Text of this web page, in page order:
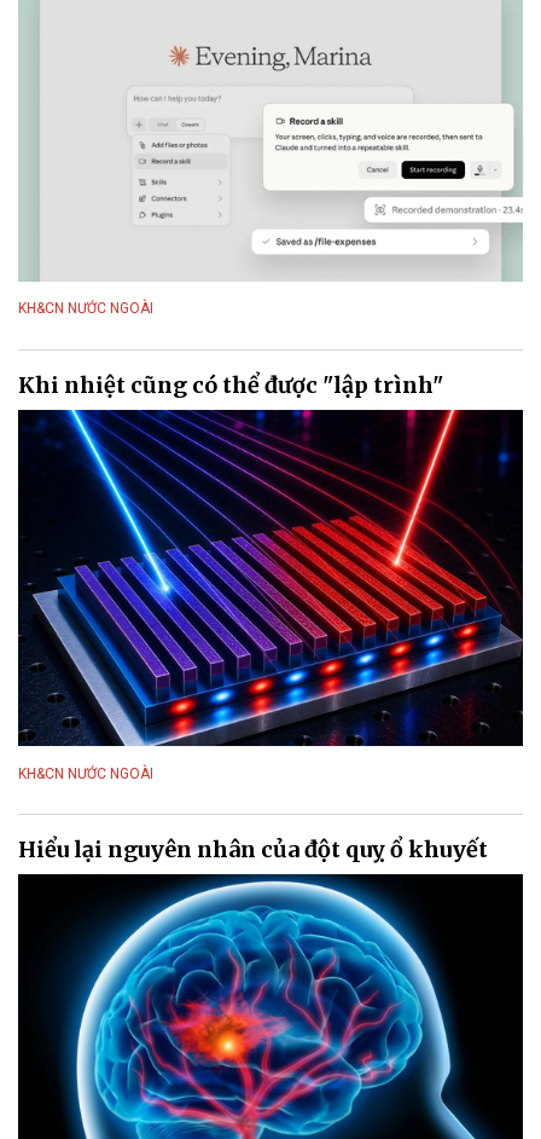
KH&CN NƯỚC NGOÀI
Khi nhiệt cũng có thể được "lập trình"
KH&CN NƯỚC NGOÀI
Hiểu lại nguyên nhân của đột quỵ ổ khuyết